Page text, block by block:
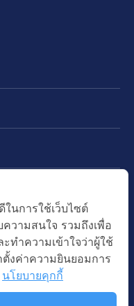
นการใช้เว็บไซต์
วามสนใจ รวมถึงเพื่อ
ะทำความเข้าใจว่าผู้ใช้
งค่าความยินยอมการ
นโยบายคุกกี้